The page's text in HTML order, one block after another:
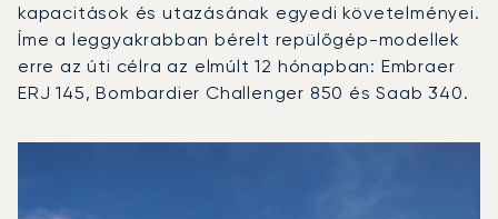
kapacitások és utazásának egyedi követelményei.
Íme a leggyakrabban bérelt repülőgép-modellek
erre az úti célra az elmúlt 12 hónapban: Embraer
ERJ 145, Bombardier Challenger 850 és Saab 340.
Hatótávolság (NM)